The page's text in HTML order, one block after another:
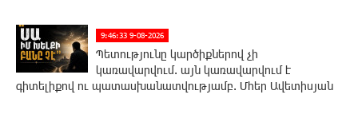
9:46:33 9-08-2026
Պետությունը կարծիքներով չի
կառավարվում. այն կառավարվում է
գիտելիքով ու պատասխանատվությամբ. Մհեր Ավետիսյան